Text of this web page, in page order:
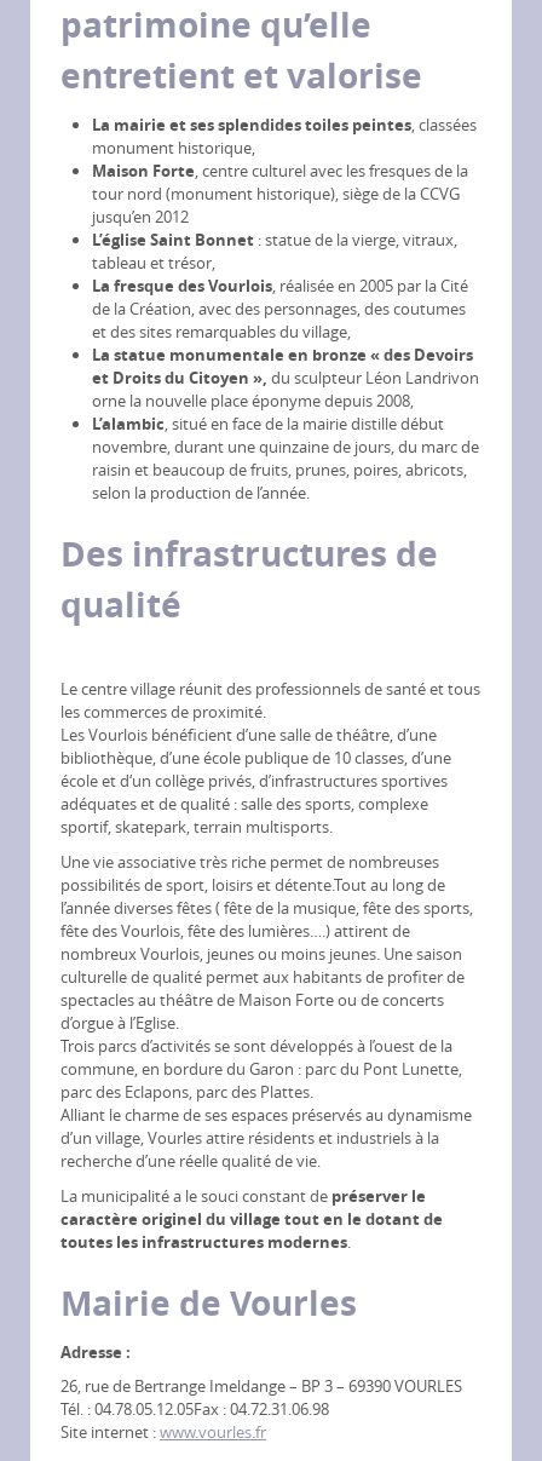
patrimoine qu’elle
entretient et valorise
La mairie et ses splendides toiles peintes, classées
monument historique,
Maison Forte, centre culturel avec les fresques de la
tour nord (monument historique), siège de la CCVG
jusqu’en 2012
L’église Saint Bonnet : statue de la vierge, vitraux,
tableau et trésor,
La fresque des Vourlois, réalisée en 2005 par la Cité
de la Création, avec des personnages, des coutumes
et des sites remarquables du village,
La statue monumentale en bronze « des Devoirs
et Droits du Citoyen », du sculpteur Léon Landrivon
orne la nouvelle place éponyme depuis 2008,
L’alambic, situé en face de la mairie distille début
novembre, durant une quinzaine de jours, du marc de
raisin et beaucoup de fruits, prunes, poires, abricots,
selon la production de l’année.
Des infrastructures de
qualité
Le centre village réunit des professionnels de santé et tous
les commerces de proximité.
Les Vourlois bénéficient d’une salle de théâtre, d’une
bibliothèque, d’une école publique de 10 classes, d’une
école et d‘un collège privés, d’infrastructures sportives
adéquates et de qualité : salle des sports, complexe
sportif, skatepark, terrain multisports.
Une vie associative très riche permet de nombreuses
possibilités de sport, loisirs et détente.Tout au long de
l’année diverses fêtes ( fête de la musique, fête des sports,
fête des Vourlois, fête des lumières….) attirent de
nombreux Vourlois, jeunes ou moins jeunes. Une saison
culturelle de qualité permet aux habitants de profiter de
spectacles au théâtre de Maison Forte ou de concerts
d’orgue à l’Eglise.
Trois parcs d’activités se sont développés à l’ouest de la
commune, en bordure du Garon : parc du Pont Lunette,
parc des Eclapons, parc des Plattes.
Alliant le charme de ses espaces préservés au dynamisme
d’un village, Vourles attire résidents et industriels à la
recherche d’une réelle qualité de vie.
La municipalité a le souci constant de préserver le
caractère originel du village tout en le dotant de
toutes les infrastructures modernes.
Mairie de Vourles
Adresse :
26, rue de Bertrange Imeldange – BP 3 – 69390 VOURLES
Tél. : 04.78.05.12.05Fax : 04.72.31.06.98
Site internet :www.vourles.fr